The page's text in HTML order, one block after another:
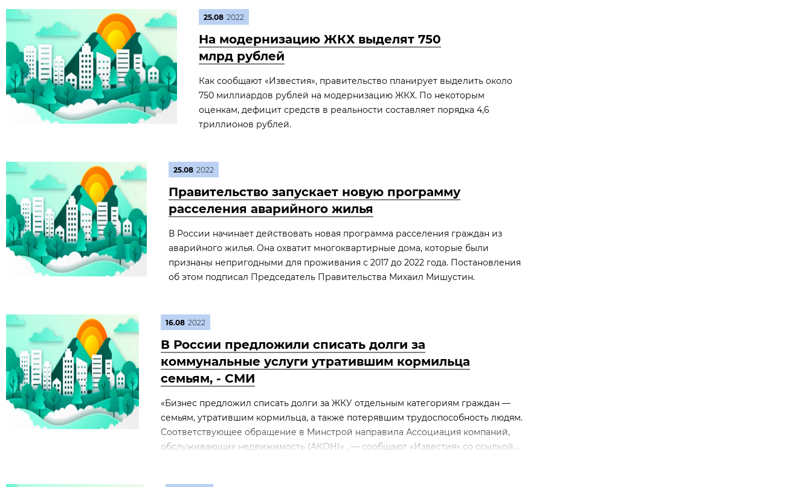
25.08 2022
На модернизацию ЖКХ выделят 750
млрд рублей
Как сообщают «Известия», правительство планирует выделить около
750 миллиардов рублей на модернизацию ЖКХ. По некоторым
оценкам, дефицит средств в реальности составляет порядка 4,6
триллионов рублей.
25.08 2022
Правительство запускает новую программу
расселения аварийного жилья
В России начинает действовать новая программа расселения граждан из
аварийного жилья. Она охватит многоквартирные дома, которые были
признаны непригодными для проживания с 2017 до 2022 года. Постановления
об этом подписал Председатель Правительства Михаил Мишустин.
16.08 2022
В России предложили списать долги за
коммунальные услуги утратившим кормильца
семьям, - СМИ
«Бизнес предложил списать долги за ЖКУ отдельным категориям граждан —
семьям, утратившим кормильца, а также потерявшим трудоспособность людям.
Соответствующее обращение в Минстрой направила Ассоциация компаний,
обслуживающих недвижимость (АКОН)» , — сообщают «Известия» со ссылкой...